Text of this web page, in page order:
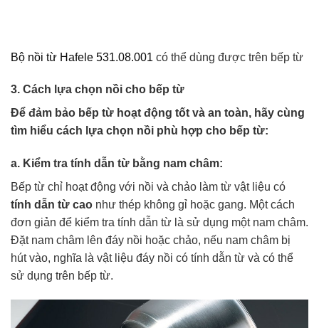
Bộ nồi từ Hafele 531.08.001 có thể dùng được trên bếp từ
3. Cách lựa chọn nồi cho bếp từ
Để đảm bảo bếp từ hoạt động tốt và an toàn, hãy cùng
tìm hiểu cách lựa chọn nồi phù hợp cho bếp từ:
a. Kiểm tra tính dẫn từ bằng nam châm:
Bếp từ chỉ hoạt động với nồi và chảo làm từ vật liệu có
tính dẫn từ cao như thép không gỉ hoặc gang. Một cách
đơn giản để kiểm tra tính dẫn từ là sử dụng một nam châm.
Đặt nam châm lên đáy nồi hoặc chảo, nếu nam châm bị
hút vào, nghĩa là vật liệu đáy nồi có tính dẫn từ và có thể
sử dụng trên bếp từ.